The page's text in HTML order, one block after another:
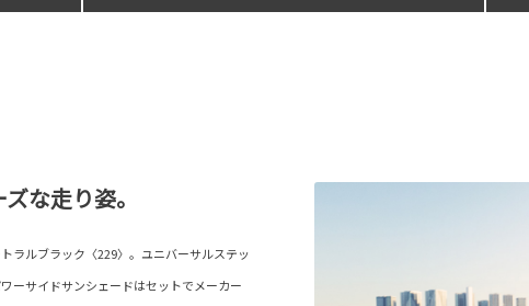
な走り姿。
ラルブラック〈229〉。ユニバーサルステッ
ーサイドサンシェードはセットでメーカー